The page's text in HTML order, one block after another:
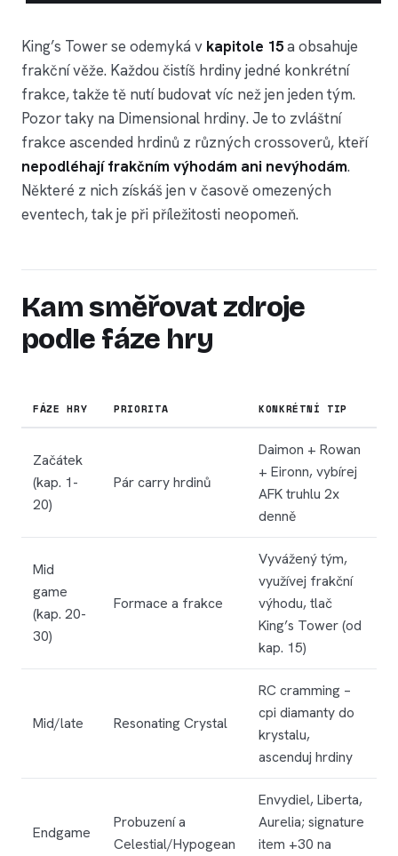
King’s Tower se odemyká v kapitole 15a obsahuje
frakční věže. Každou čistíš hrdiny jedné konkrétní
frakce, takže tě nutí budovat víc než jen jeden tým.
Pozor taky na Dimensional hrdiny. Je to zvláštní
frakce ascended hrdinů z různých crossoverů, kteří
nepodléhají frakčním výhodám ani nevýhodám.
Některé z nich získáš jen v časově omezených
eventech, tak je při příležitosti neopomeň.
Kam směřovat zdroje
podle fáze hry
FÁZE HRY PRIORITA KONKRÉTNÍ TIP
Začátek
(kap. 1-
20)
Pár carry hrdinů
Daimon + Rowan
+ Eironn, vybírej
AFK truhlu 2x
denně
Mid
game
(kap. 20-
30)
Formace a frakce
Vyvážený tým,
využívej frakční
výhodu, tlač
King’s Tower (od
kap. 15)
Mid/late Resonating Crystal
RC cramming –
cpi diamanty do
krystalu,
ascenduj hrdiny
Endgame
Probuzení a
Celestial/Hypogean
Envydiel, Liberta,
Aurelia; signature
item +30 na